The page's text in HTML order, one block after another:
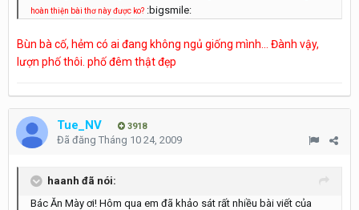
hoàn thiện bài thơ này được ko? :bigsmile:
Bùn bà cố, hẻm có ai đang không ngủ giống mình... Đành vậy,
lượn phố thôi. phố đêm thật đẹp
Tue_NV 3918
Đã đăng Tháng 10 24, 2009
haanh đã nói:
Bác Ăn Mày ơi! Hôm qua em đã khảo sát rất nhiều bài viết của